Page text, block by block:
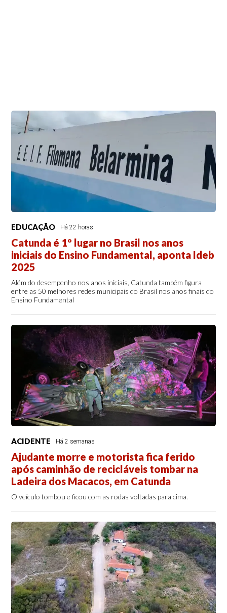
EDUCAÇÃO Há 22 horas
Catunda é 1º lugar no Brasil nos anos
iniciais do Ensino Fundamental, aponta Ideb
2025
Além do desempenho nos anos iniciais, Catunda também figura
entre as 50 melhores redes municipais do Brasil nos anos finais do
Ensino Fundamental
ACIDENTE Há 2 semanas
Ajudante morre e motorista fica ferido
após caminhão de recicláveis tombar na
Ladeira dos Macacos, em Catunda
O veículo tombou e ficou com as rodas voltadas para cima.